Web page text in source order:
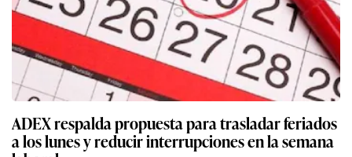
ADEX respalda propuesta para trasladar feriados
a los lunes y reducir interrupciones en la semana